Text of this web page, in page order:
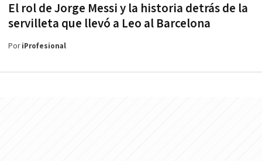
El rol de Jorge Messi y la historia detrás de la
servilleta que llevó a Leo al Barcelona
PoriProfesional